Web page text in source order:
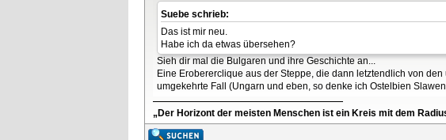
Suebe schrieb:
Das ist mir neu.
Habe ich da etwas übersehen?
Sieh dir mal die Bulgaren und ihre Geschichte an...
Eine Erobererclique aus der Steppe, die dann letztendlich von
umgekehrte Fall (Ungarn und eben, so denke ich Ostelbien
„Der Horizont der meisten Menschen ist ein Kreis mit dem